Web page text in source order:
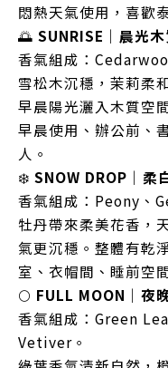
悶熱天氣使用，喜歡
🌅 SUNRISE｜晨光
香氣組成：
雪松木沉穩，茉莉柔
早晨陽光灑入木質空
早晨使用、辦公前、
人。
❄️ SNOW DROP｜柔
香氣組成：Peony、
牡丹帶來柔美花香，
氣更沉穩。整體有乾
室、衣帽間、睡前空
🌕 FULL MOON｜夜
香氣組成：Green
Vetiver。